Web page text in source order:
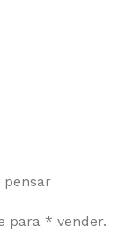
pensar
para * vender.